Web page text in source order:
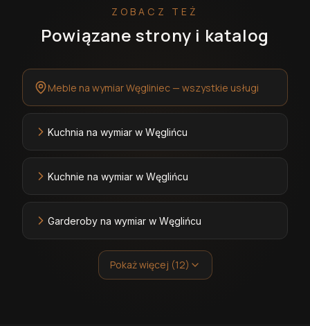
ZOBACZ TEŻ
Powiązane strony i katalog
Meble na wymiar Węgliniec — wszystkie usługi
Kuchnia na wymiar w Węglińcu
Kuchnie na wymiar w Węglińcu
Garderoby na wymiar w Węglińcu
Pokaż więcej (12)